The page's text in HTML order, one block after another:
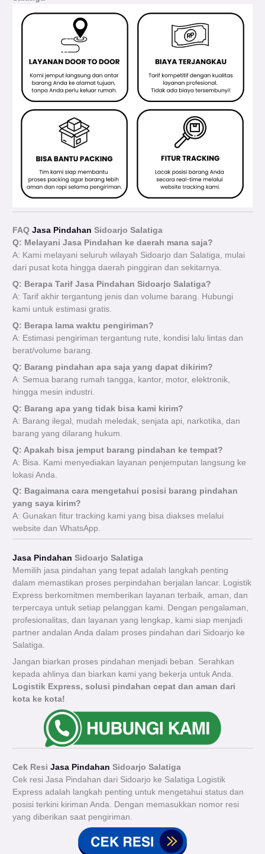
FAQJasa Pindahan Sidoarjo Salatiga
Q: Melayani Jasa Pindahan ke daerah mana saja?
A: Kami melayani seluruh wilayah Sidoarjo dan Salatiga, mulai
dari pusat kota hingga daerah pinggiran dan sekitarnya.
Q: Berapa Tarif Jasa Pindahan Sidoarjo Salatiga?
A: Tarif akhir tergantung jenis dan volume barang. Hubungi
kami untuk estimasi gratis.
Q: Berapa lama waktu pengiriman?
A: Estimasi pengiriman tergantung rute, kondisi lalu lintas dan
berat/volume barang.
Q: Barang pindahan apa saja yang dapat dikirim?
A: Semua barang rumah tangga, kantor, motor, elektronik,
hingga mesin industri.
Q: Barang apa yang tidak bisa kami kirim?
A: Barang ilegal, mudah meledak, senjata api, narkotika, dan
barang yang dilarang hukum.
Q: Apakah bisa jemput barang pindahan ke tempat?
A: Bisa. Kami menyediakan layanan penjemputan langsung ke
lokasi Anda.
Q: Bagaimana cara mengetahui posisi barang pindahan
yang saya kirim?
A: Gunakan fitur tracking kami yang bisa diakses melalui
website dan WhatsApp.
Jasa Pindahan Sidoarjo Salatiga
Memilih jasa pindahan yang tepat adalah langkah penting
dalam memastikan proses perpindahan berjalan lancar. Logistik
Express berkomitmen memberikan layanan terbaik, aman, dan
terpercaya untuk setiap pelanggan kami. Dengan pengalaman,
profesionalitas, dan layanan yang lengkap, kami siap menjadi
partner andalan Anda dalam proses pindahan dari Sidoarjo ke
Salatiga.
Jangan biarkan proses pindahan menjadi beban. Serahkan
kepada ahlinya dan biarkan kami yang bekerja untuk Anda.
Logistik Express, solusi pindahan cepat dan aman dari
kota ke kota!
Cek ResiJasa Pindahan Sidoarjo Salatiga
Cek resi Jasa Pindahan dari Sidoarjo ke Salatiga Logistik
Express adalah langkah penting untuk mengetahui status dan
posisi terkini kiriman Anda. Dengan memasukkan nomor resi
yang diberikan saat pengiriman.